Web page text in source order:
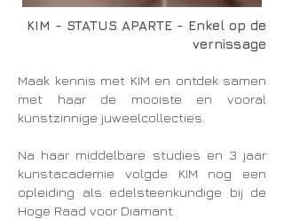
KIM - STATUS APARTE - Enkel op de
vernissage
Maak kennis met KIM en ontdek samen
met haar de mooiste en vooral
kunstzinnige juweelcollecties.
Na haar middelbare studies en 3 jaar
kunstacademie volgde KIM nog een
opleiding als edelsteenkundige bij de
Hoge Raad voor Diamant.